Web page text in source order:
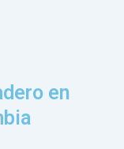
en